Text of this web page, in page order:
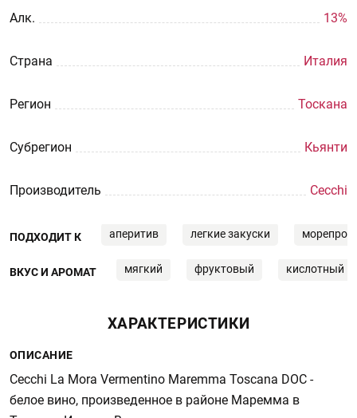
Aлк. 13%
Страна Италия
Регион Тоскана
Субрегион Кьянти
Производитель Cecchi
ПОДХОДИТ К аперитив легкие закуски
ВКУС И АРОМАТ мягкий фруктовый кислотный
ХАРАКТЕРИСТИКИ
ОПИСАНИЕ
Cecchi La Mora Vermentino Maremma Toscana DOC -
белое вино, произведенное в районе Маремма в